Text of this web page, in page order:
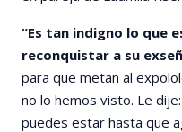
“Es tan indigno lo que
reconquistar a su
para que metan al
no lo hemos visto. Le
puedes estar hasta que